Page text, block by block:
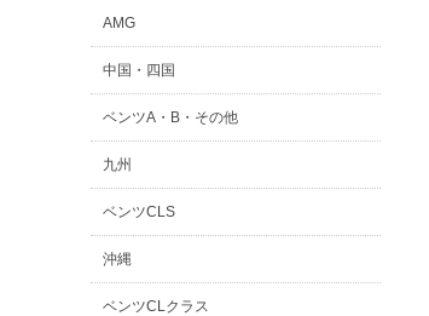
AMG
中国・四国
ベンツA・B・その他
九州
ベンツCLS
沖縄
ベンツCLクラス